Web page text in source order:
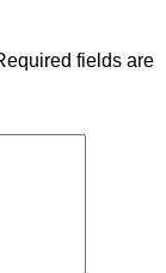
fields are